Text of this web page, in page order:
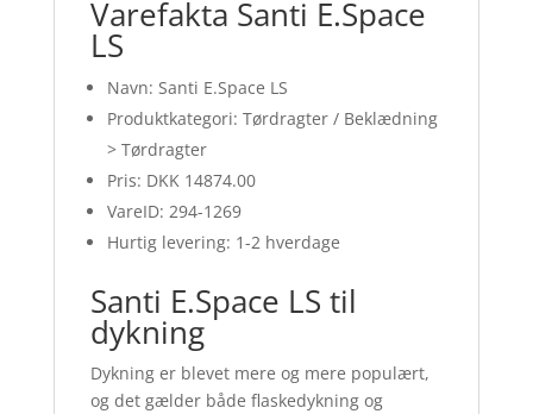
Varefakta Santi E.Space
LS
Navn: Santi E.Space LS
Produktkategori: Tørdragter / Beklædning
> Tørdragter
Pris: DKK 14874.00
VareID: 294-1269
Hurtig levering: 1-2 hverdage
Santi E.Space LS til
dykning
Dykning er blevet mere og mere populært,
og det gælder både flaskedykning og